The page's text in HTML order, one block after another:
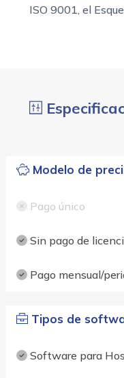
ISO 9001, el
Modelo de
Pago único
Sin pago de
Pago mensual/
Tipos de
Software para